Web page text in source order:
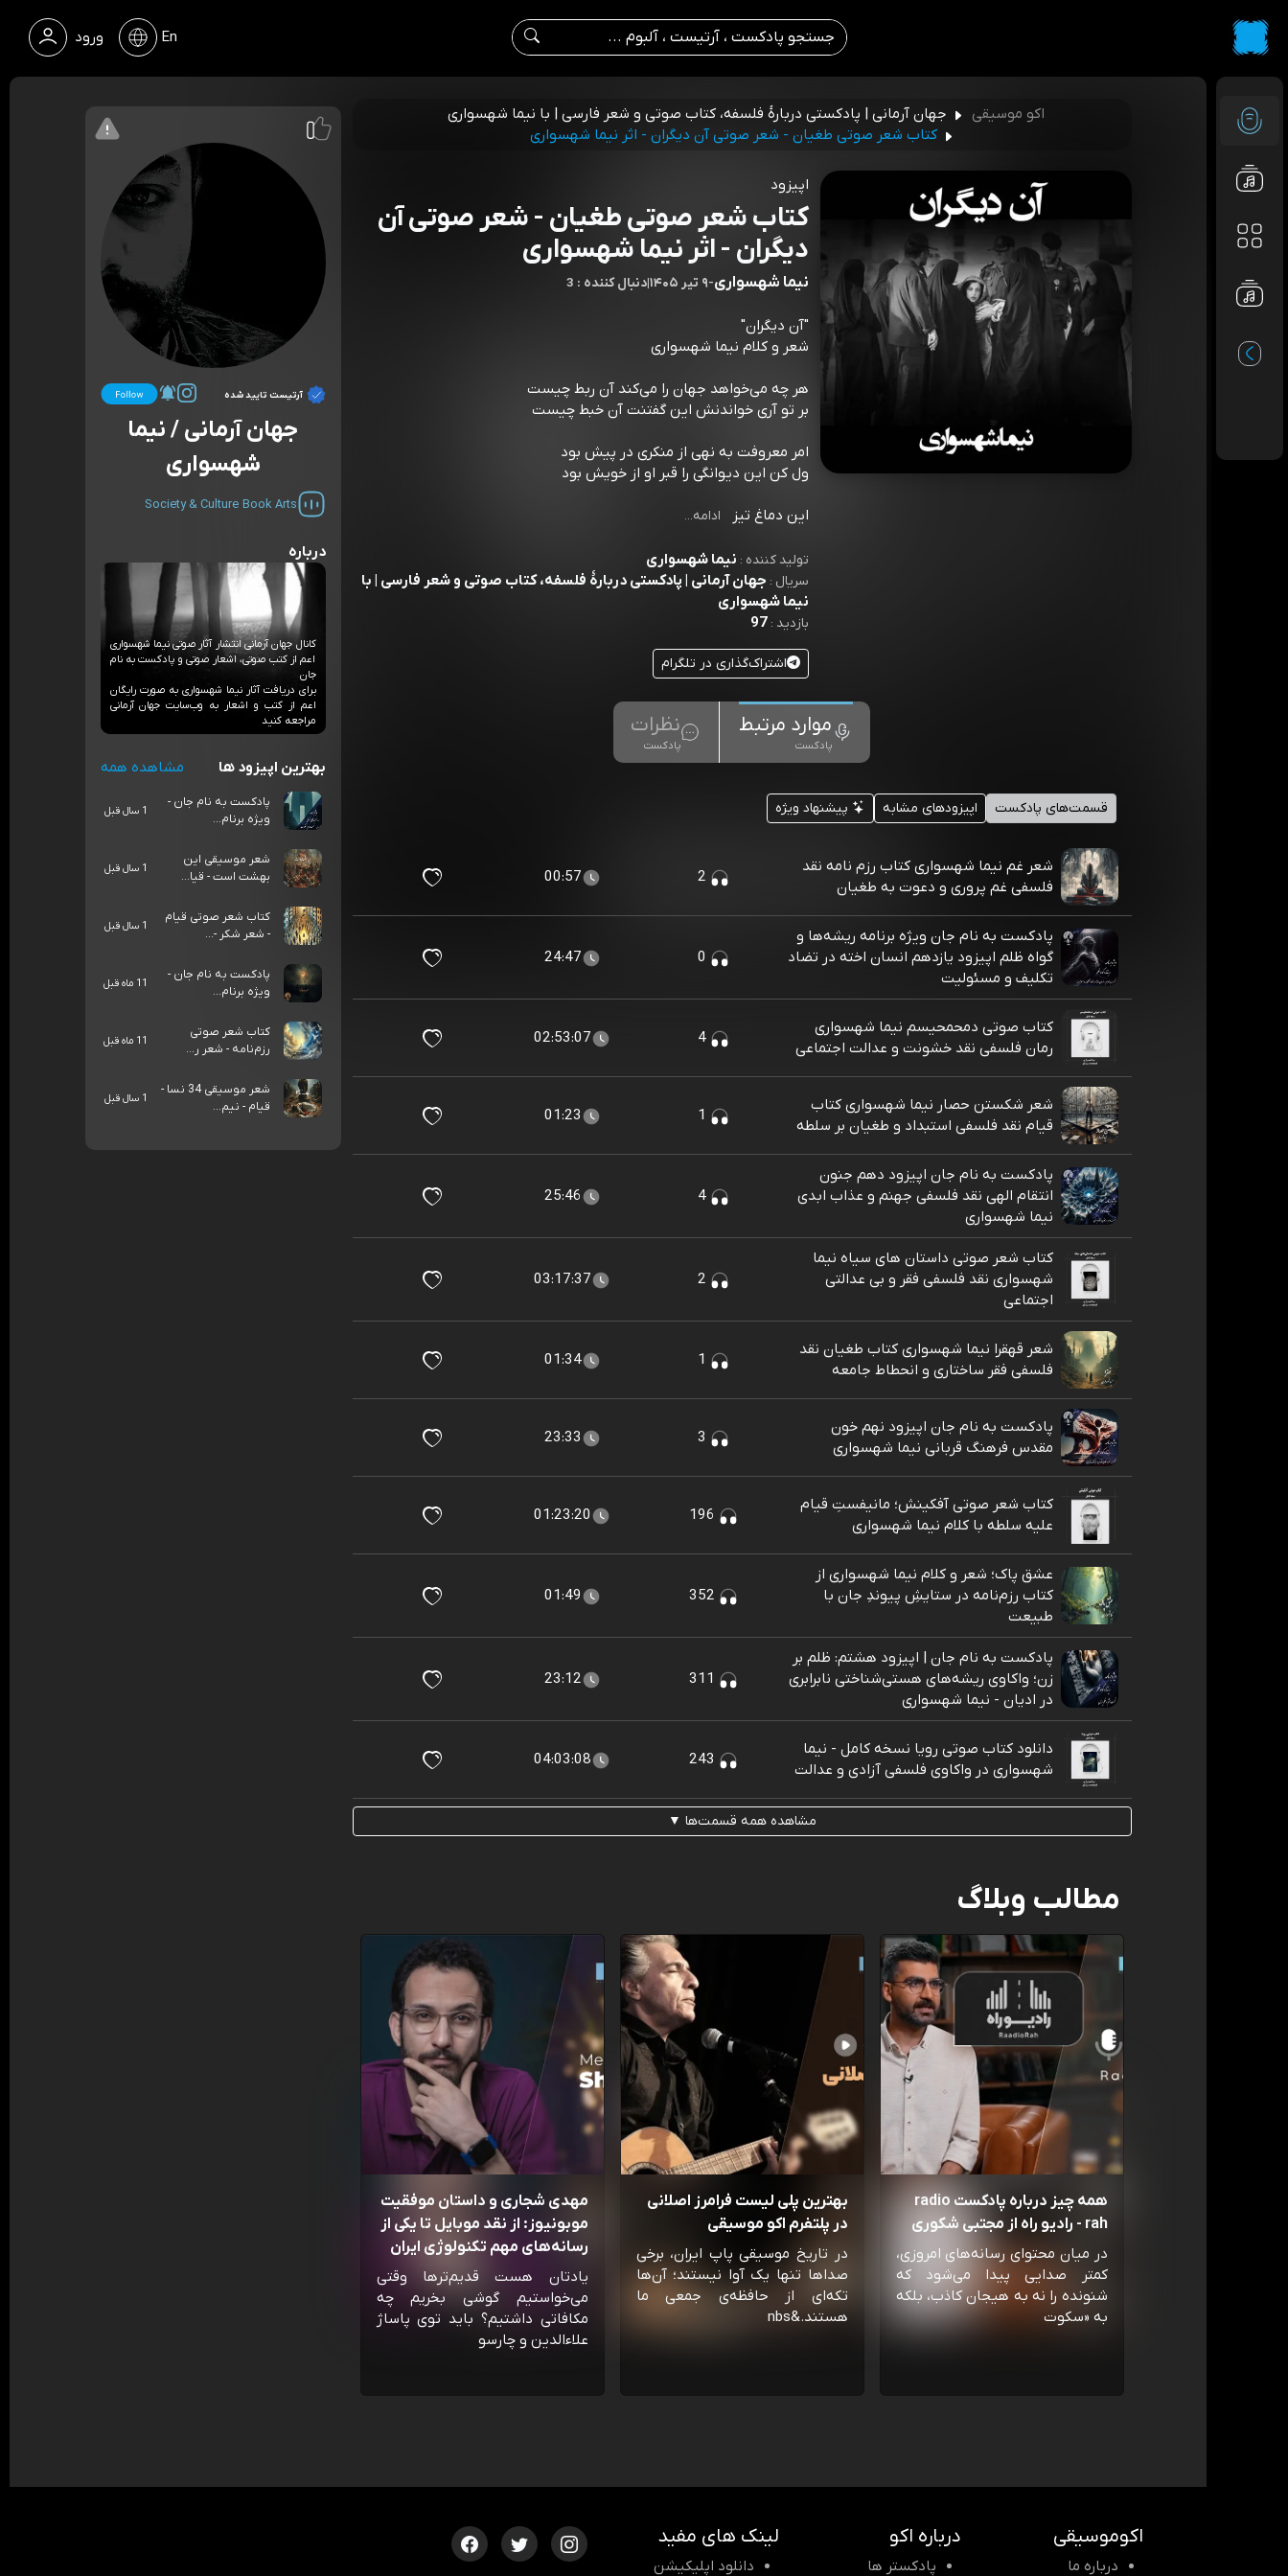
ورود En
اکو موسیقی
جهان آرمانی | پادکستی دربارۀ فلسفه، کتاب صوتی و شعر فارسی | با نیما شهسواری
کتاب شعر صوتی طغیان - شعر صوتی آن دیگران - اثر نیما شهسواری
اپیزود
کتاب شعر صوتی طغیان - شعر صوتی آن
دیگران - اثر نیما شهسواری
نیما شهسواری-۹ تیر ۱۴۰۵ |3 : دنبال کننده
"آن دیگران"
شعر و کلام نیما شهسواری
هر چه می‌خواهد جهان را می‌کند آن ربط چیست
بر تو آری خواندنش این گفتنت آن خبط چیست
امر معروفت به نهی از منکری در پیش بود
ول کن این دیوانگی را قبر او از خویش بود
این دماغ تیز ادامه...
تولید کننده : نیما شهسواری
سریال : جهان آرمانی | پادکستی دربارۀ فلسفه، کتاب صوتی و شعر فارسی | با
نیما شهسواری
بازدید :97
اشتراک‌گذاری در تلگرام
موارد مرتبط
پادکست
نظرات
پادکست
قسمت‌های پادکست اپیزودهای مشابه پیشنهاد ویژه
شعر غم نیما شهسواری کتاب رزم نامه نقد
فلسفی غم پروری و دعوت به طغیان
00:57
پادکست به نام جان ویژه برنامه ریشه‌ها و
گواه ظلم اپیزود یازدهم انسان اخته در تضاد
تکلیف و مسئولیت
24:47
کتاب صوتی دمحمحیسم نیما شهسواری
رمان فلسفی نقد خشونت و عدالت اجتماعی
4
02:53:07
شعر شکستن حصار نیما شهسواری کتاب
قیام نقد فلسفی استبداد و طغیان بر سلطه
01:23
پادکست به نام جان اپیزود دهم جنون
انتقام الهی نقد فلسفی جهنم و عذاب ابدی
نیما شهسواری
4
25:46
کتاب شعر صوتی داستان های سیاه نیما
شهسواری نقد فلسفی فقر و بی عدالتی
اجتماعی
03:17:37
شعر قهقرا نیما شهسواری کتاب طغیان نقد
فلسفی فقر ساختاری و انحطاط جامعه
01:34
پادکست به نام جان اپیزود نهم خون
مقدس فرهنگ قربانی نیما شهسواری
23:33
کتاب شعر صوتی آفکینش؛ مانیفستِ قیام
علیه سلطه با کلام نیما شهسواری
01:23:20
عشق پاک؛ شعر و کلام نیما شهسواری از
کتاب رزم‌نامه در ستایشِ پیوندِ جان با
طبیعت
01:49
پادکست به نام جان | اپیزود هشتم: ظلم بر
زن؛ واکاوی ریشه‌های هستی‌شناختی نابرابری
در ادیان - نیما شهسواری
23:12
دانلود کتاب صوتی رویا نسخه کامل - نیما
شهسواری در واکاوی فلسفی آزادی و عدالت
04:03:08
مشاهده همه قسمت‌ها ▼
مطالب وبلاگ
همه چیز درباره پادکست radio
rah - رادیو راه از مجتبی شکوری
در میان محتوای رسانه‌های امروزی،
کمتر صدایی پیدا می‌شود که
شنونده را نه به هیجان کاذب، بلکه
به «سکوت
بهترین پلی لیست فرامرز اصلانی
در پلتفرم اکو موسیقی
در تاریخ موسیقی پاپ ایران، برخی
صداها تنها یک آوا نیستند؛ آن‌ها
تکه‌ای از حافظه‌ی جمعی ما
هستند.&nbs
مهدی شجاری و داستان موفقیت
موبونیوز: از نقد موبایل تا یکی از
رسانه‌‌های مهم تکنولوژی ایران
یادتان هست قدیم‌ترها وقتی
می‌خواستیم گوشی بخریم چه
مکافاتی داشتیم؟ باید توی پاساژ
علاءالدین و چارسو
آرتیست تایید شده
جهان آرمانی / نیما
شهسواری
Arts
Book
Society & Culture
درباره
کانال جهان آرمانی انتشار آثار صوتی نیما شهسواری
اعم از کتب صوتی، اشعار صوتی و پادکست به نام
جان
برای دریافت آثار نیما شهسواری به صورت رایگان
اعم از کتب و اشعار به وب‌سایت جهان آرمانی
مراجعه کنید
بهترین اپیزود ها مشاهده همه
پادکست به نام جان -
ویژه برنام...
1 سال قبل
شعر موسیقی این
بهشت است - قیا...
1 سال قبل
کتاب شعر صوتی قیام
- شعر شکر -...
1 سال قبل
پادکست به نام جان -
ویژه برنام...
11 ماه قبل
کتاب شعر صوتی
رزم‌نامه - شعر ر...
11 ماه قبل
شعر موسیقی 34 نسا -
قیام - نیم...
1 سال قبل
اکوموسیقی
درباره ما
درباره اکو
پادکستر ها
لینک های مفید
دانلود اپلیکیشن